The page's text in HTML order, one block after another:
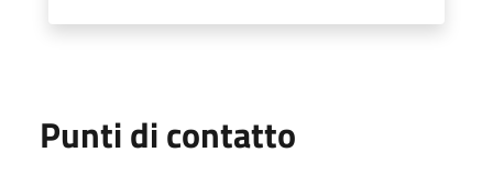
Punti di contatto